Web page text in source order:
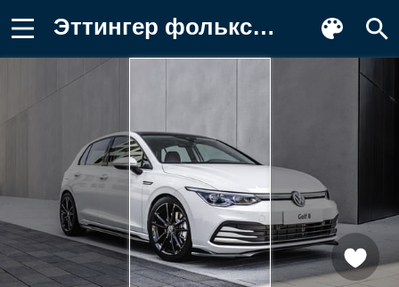
Эттингер фольксваген гольф, 2020 Обои